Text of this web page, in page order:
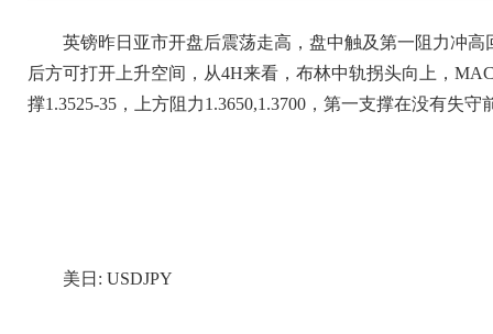
英镑昨日亚市开盘后震荡走高，盘中触及第一阻力冲
后方可打开上升空间，从4H来看，布林中轨拐头向上，
撑1.3525-35，上方阻力1.3650,1.3700，第一支撑在没有失
美日: USDJPY